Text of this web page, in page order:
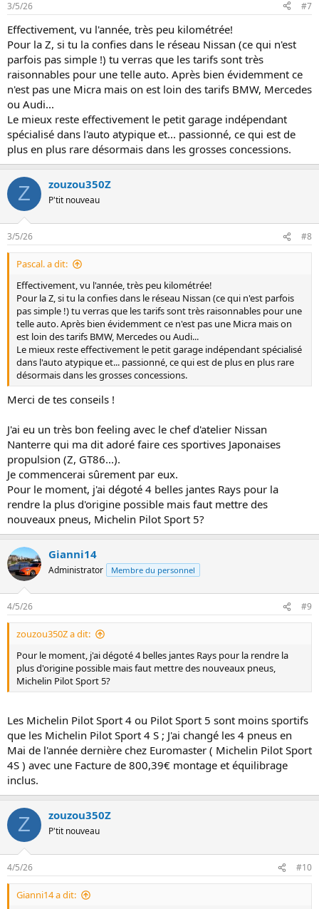
i
n
s
:
3/5/26 #7
Effectivement, vu l'année, très peu kilométrée!
Pour la Z, si tu la confies dans le réseau Nissan (ce qui n'est
parfois pas simple !) tu verras que les tarifs sont très
raisonnables pour une telle auto. Après bien évidemment ce
n'est pas une Micra mais on est loin des tarifs BMW, Mercedes
ou Audi...
Le mieux reste effectivement le petit garage indépendant
spécialisé dans l'auto atypique et... passionné, ce qui est de
plus en plus rare désormais dans les grosses concessions.
Z zouzou350Z
P'tit nouveau
3/5/26 #8
Pascal. a dit:
Effectivement, vu l'année, très peu kilométrée!
Pour la Z, si tu la confies dans le réseau Nissan (ce qui n'est parfois
pas simple !) tu verras que les tarifs sont très raisonnables pour une
telle auto. Après bien évidemment ce n'est pas une Micra mais on
est loin des tarifs BMW, Mercedes ou Audi...
Le mieux reste effectivement le petit garage indépendant spécialisé
dans l'auto atypique et... passionné, ce qui est de plus en plus rare
désormais dans les grosses concessions.
Merci de tes conseils !
J'ai eu un très bon feeling avec le chef d'atelier Nissan
Nanterre qui ma dit adoré faire ces sportives Japonaises
propulsion (Z, GT86...).
Je commencerai sûrement par eux.
Pour le moment, j'ai dégoté 4 belles jantes Rays pour la
rendre la plus d'origine possible mais faut mettre des
nouveaux pneus, Michelin Pilot Sport 5?
Gianni14
Administrator Membre du personnel
4/5/26 #9
zouzou350Z a dit:
Pour le moment, j'ai dégoté 4 belles jantes Rays pour la rendre la
plus d'origine possible mais faut mettre des nouveaux pneus,
Michelin Pilot Sport 5?
Les Michelin Pilot Sport 4 ou Pilot Sport 5 sont moins sportifs
que les Michelin Pilot Sport 4 S ; J'ai changé les 4 pneus en
Mai de l'année dernière chez Euromaster ( Michelin Pilot Sport
4S ) avec une Facture de 800,39€ montage et équilibrage
inclus.
Z zouzou350Z
P'tit nouveau
4/5/26 #10
Gianni14 a dit: